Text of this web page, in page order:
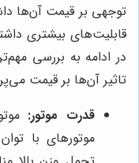
توجهی بر قیمت آن‌ها
قابلیت‌های بیشتری
در ادامه به بررسی
تاثیر آن‌ها بر قیمت
قدرت موتور:
موتورهای با